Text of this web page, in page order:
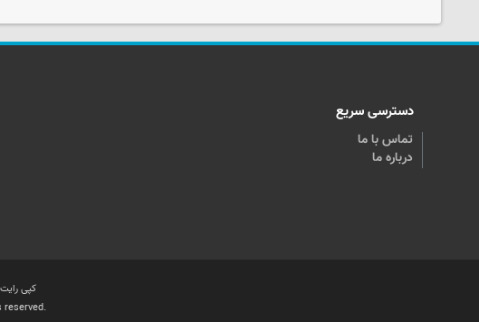
دسترسی سریع
تماس با ما
درباره ما
کپی
reserved.